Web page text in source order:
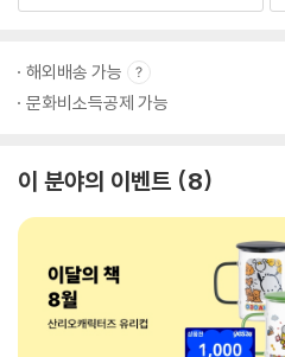
해외배송 가능
문화비소득공제 가능
이 분야의 이벤트 8